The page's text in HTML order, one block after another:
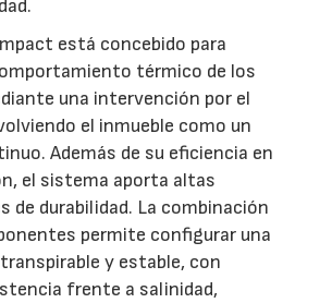
está concebido para
térmico de los
una intervención por el
el inmueble como un
Además de su eficiencia en
el sistema aporta altas
de durabilidad. La combinación
permite configurar una
y estable, con
frente a salinidad,